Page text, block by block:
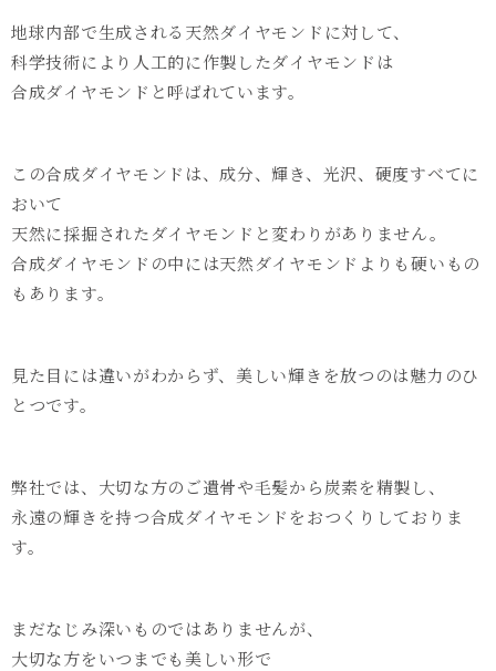
地球内部で生成される天然ダイヤモンドに対して、
科学技術により人工的に作製したダイヤモンドは
合成ダイヤモンドと呼ばれています。
この合成ダイヤモンドは、成分、輝き、光沢、硬度すべてに
おいて
天然に採掘されたダイヤモンドと変わりがありません。
合成ダイヤモンドの中には天然ダイヤモンドよりも硬いもの
もあります。
見た目には違いがわからず、美しい輝きを放つのは魅力のひ
とつです。
弊社では、大切な方のご遺骨や毛髪から炭素を精製し、
永遠の輝きを持つ合成ダイヤモンドをおつくりしておりま
す。
まだなじみ深いものではありませんが、
大切な方をいつまでも美しい形で